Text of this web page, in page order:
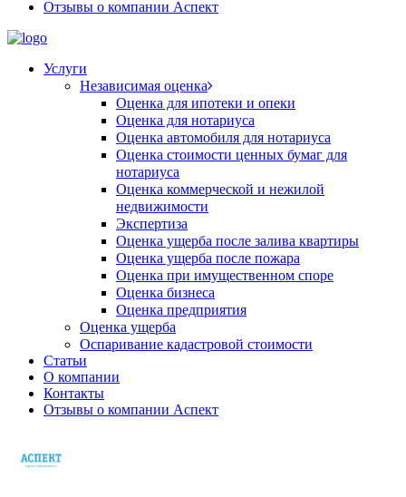
Отзывы о компании Аспект
Услуги
Независимая оценка
Оценка для ипотеки и опеки
Оценка для нотариуса
Оценка автомобиля для нотариуса
Оценка стоимости ценных бумаг для
нотариуса
Оценка коммерческой и нежилой
недвижимости
Экспертиза
Оценка ущерба после залива квартиры
Оценка ущерба после пожара
Оценка при имущественном споре
Оценка бизнеса
Оценка предприятия
Оценка ущерба
Оспаривание кадастровой стоимости
Статьи
О компании
Контакты
Отзывы о компании Аспект